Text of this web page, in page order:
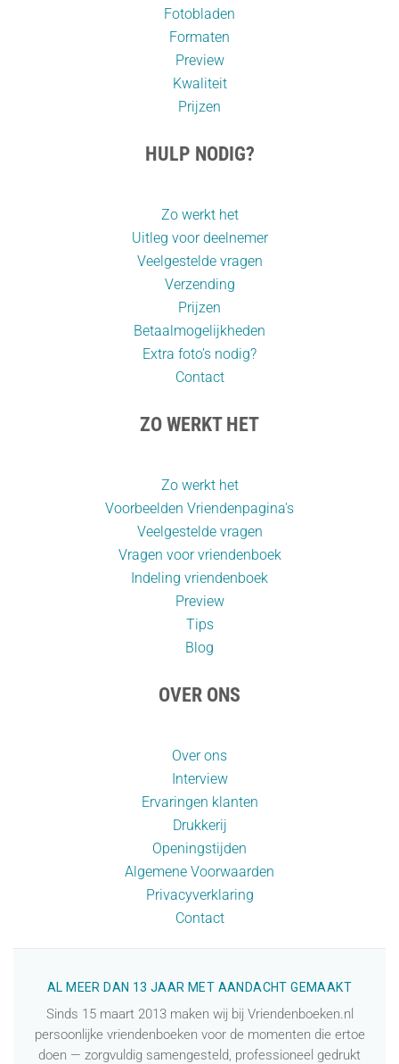
Fotobladen
Formaten
Preview
Kwaliteit
Prijzen
HULP NODIG?
Zo werkt het
Uitleg voor deelnemer
Veelgestelde vragen
Verzending
Prijzen
Betaalmogelijkheden
Extra foto’s nodig?
Contact
ZO WERKT HET
Zo werkt het
Voorbeelden Vriendenpagina's
Veelgestelde vragen
Vragen voor vriendenboek
Indeling vriendenboek
Preview
Tips
Blog
OVER ONS
Over ons
Interview
Ervaringen klanten
Drukkerij
Openingstijden
Algemene Voorwaarden
Privacyverklaring
Contact
AL MEER DAN 13 JAAR MET AANDACHT GEMAAKT
Sinds 15 maart 2013 maken wij bij Vriendenboeken.nl
persoonlijke vriendenboeken voor de momenten die ertoe
doen — zorgvuldig samengesteld, professioneel gedrukt